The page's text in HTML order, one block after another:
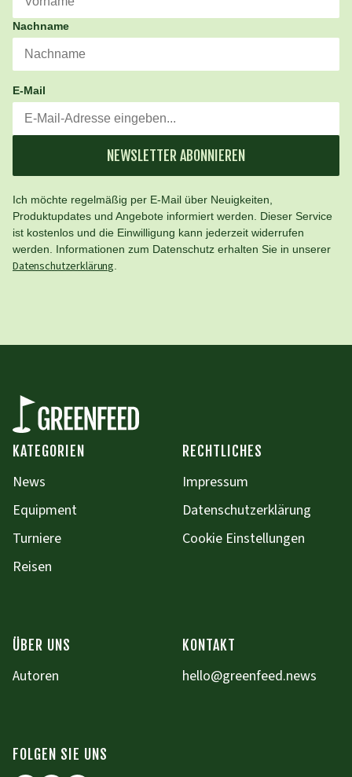
Nachname
E-Mail
NEWSLETTER ABONNIEREN
Ich möchte regelmäßig per E-Mail über Neuigkeiten,
Produktupdates und Angebote informiert werden. Dieser Service
ist kostenlos und die Einwilligung kann jederzeit widerrufen
werden. Informationen zum Datenschutz erhalten Sie in unserer
Datenschutzerklärung
KATEGORIEN
News
Equipment
Turniere
Reisen
RECHTLICHES
Impressum
Datenschutzerklärung
Cookie Einstellungen
ÜBER UNS
Autoren
KONTAKT
hello@greenfeed.news
FOLGEN SIE UNS